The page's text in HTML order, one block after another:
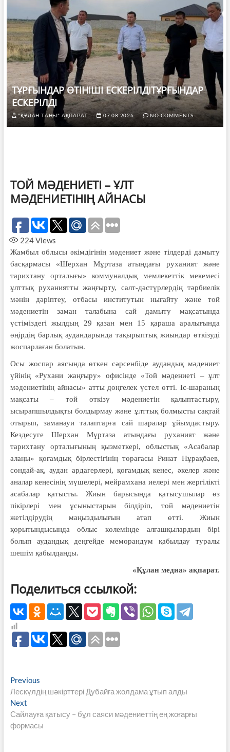
ТҰРҒЫНДАР ӨТІНІШІ ЕСКЕРІЛДІТҰРҒЫНДАР
ЕСКЕРІЛДІ
"ҚҰЛАН ТАҢЫ" АҚПАРАТ. 07.08.2026 NO COMMENTS
ТОЙ МӘДЕНИЕТІ – ҰЛТ
МӘДЕНИЕТІНІҢ АЙНАСЫ
224Views
Жамбыл облысы әкімдігінің мәдениет және тілдерді дамыту
басқармасы «Шерхан Мұртаза атындағы руханият және
тарихтану орталығы» коммуналдық мемлекеттік мекемесі
ұлттық руханиятты жаңғырту, салт-дәстүрлердің тәрбиелік
мәнін дәріптеу, отбасы институтын нығайту және той
мәдениетін заман талабына сай дамыту мақсатында
үстіміздегі жылдың 29 қазан мен 15 қараша аралығында
өңірдің барлық аудандарында тақырыптық жиындар өткізуді
жоспарлаған болатын.
Осы жоспар аясында өткен сәрсенбіде аудандық мәдениет
үйінің «Рухани жаңғыру» офисінде «Той мәдениеті – ұлт
мәдениетінің айнасы» атты дөңгелек үстел өтті. Іс-шараның
мақсаты – той өткізу мәдениетін қалыптастыру,
ысырапшылдықты болдырмау және ұлттық болмысты сақтай
отырып, заманауи талаптарға сай шаралар ұйымдастыру.
Кездесуге Шерхан Мұртаза атындағы руханият және
тарихтану орталығының қызметкері, облыстық «Асабалар
алаңы» қоғамдық бірлестігінің төрағасы Ринат Нұрақбаев,
сондай-ақ, аудан ардагерлері, қоғамдық кеңес, әкелер және
аналар кеңесінің мүшелері, мейрамхана иелері мен жергілікті
асабалар қатысты. Жиын барысында қатысушылар өз
пікірлері мен ұсыныстарын білдіріп, той мәдениетін
жетілдірудің маңыздылығын атап өтті. Жиын
қорытындысында облыс көлемінде алғашқылардың бірі
болып аудандық деңгейде меморандум қабылдау туралы
шешім қабылданды.
«Құлан медиа» ақпарат.
Поделиться ссылкой:
Навигация
по
записям
PreviousPrevious
post:
Лескүлдің шәкірттері Дубайға жолдама ұтып алды
NextNext
post:
Сайлауға қатысу – бұл саяси мәдениеттің ең жоғарғы
формасы